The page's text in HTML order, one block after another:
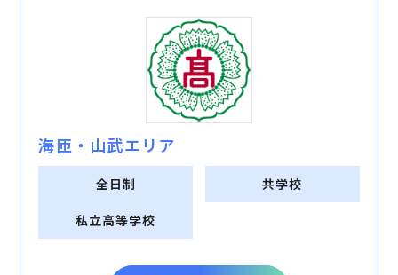
海匝・⼭武エリア
全日制 共学校
私立高等学校